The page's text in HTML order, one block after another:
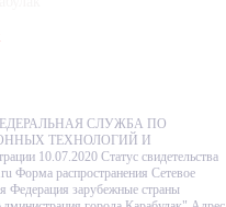
ФЕДЕРАЛЬНАЯ СЛУЖБА ПО
ТЕХНОЛОГИЙ И
Статус свидетельства
распространения Сетевое
Федерация зарубежные страны